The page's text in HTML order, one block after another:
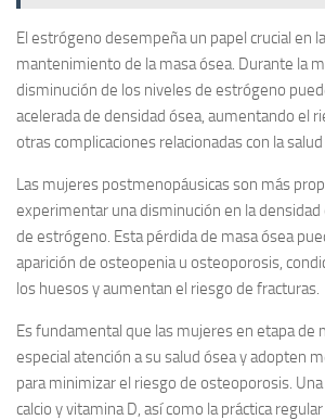
El estrógeno desempeña un papel crucial en
mantenimiento de la masa ósea. Durante la
disminución de los niveles de estrógeno
acelerada de densidad ósea, aumentando el
otras complicaciones relacionadas con la salud
Las mujeres postmenopáusicas son más
experimentar una disminución en la densidad
de estrógeno. Esta pérdida de masa ósea
aparición de osteopenia u osteoporosis,
los huesos y aumentan el riesgo de fracturas.
Es fundamental que las mujeres en etapa de
especial atención a su salud ósea y adopten
para minimizar el riesgo de osteoporosis.
calcio y vitamina D, así como la práctica